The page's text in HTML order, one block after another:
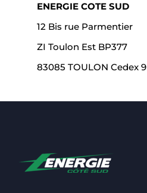
ENERGIE COTE SUD
12 Bis rue Parmentier
ZI Toulon Est BP377
83085 TOULON Cedex 9